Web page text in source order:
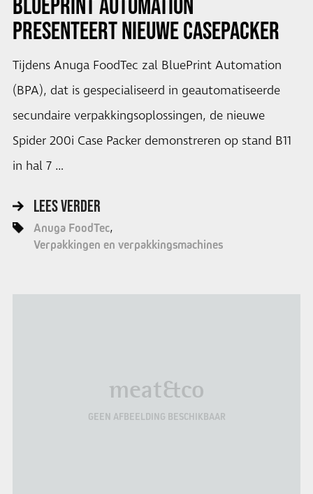
PRESENTEERT NIEUWE CASEPACKER
Tijdens Anuga FoodTec zal BluePrint Automation
(BPA), dat is gespecialiseerd in geautomatiseerde
secundaire verpakkingsoplossingen, de nieuwe
Spider 200i Case Packer demonstreren op stand B11
in hal 7 …
LEES VERDER
Anuga FoodTec
Verpakkingen en verpakkingsmachines
meat&co
GEEN AFBEELDING BESCHIKBAAR